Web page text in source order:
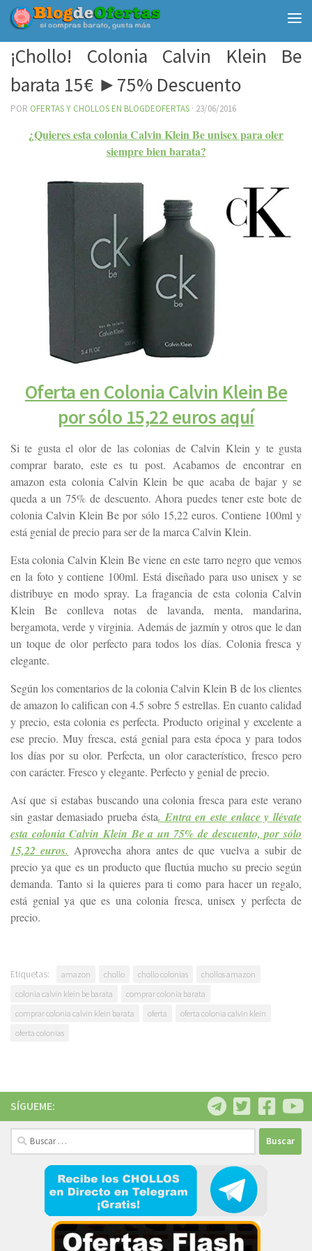
Debajo del contenido
¡Chollo! Colonia Calvin Klein Be
barata 15€ ►75% Descuento
POR OFERTAS Y CHOLLOS EN BLOGDEOFERTAS · 23/06/2016
¿Quieres esta colonia Calvin Klein Be unisex para oler
siempre bien barata?
Oferta en Colonia Calvin Klein Be
por sólo 15,22 euros aquí
Si te gusta el olor de las colonias de Calvin Klein y te gusta
comprar barato, este es tu post. Acabamos de encontrar en
amazon esta colonia Calvin Klein be que acaba de bajar y se
queda a un 75% de descuento. Ahora puedes tener este bote de
colonia Calvin Klein Be por sólo 15,22 euros. Contiene 100ml y
está genial de precio para ser de la marca Calvin Klein.
Esta colonia Calvin Klein Be viene en este tarro negro que vemos
en la foto y contiene 100ml. Está diseñado para uso unisex y se
distribuye en modo spray. La fragancia de esta colonia Calvin
Klein Be conlleva notas de lavanda, menta, mandarina,
bergamota, verde y virginia. Además de jazmín y otros que le dan
un toque de olor perfecto para todos los días. Colonia fresca y
elegante.
Según los comentarios de la colonia Calvin Klein B de los clientes
de amazon lo califican con 4.5 sobre 5 estrellas. En cuanto calidad
y precio, esta colonia es perfecta. Producto original y excelente a
ese precio. Muy fresca, está genial para esta época y para todos
los días por su olor. Perfecta, un olor característico, fresco pero
con carácter. Fresco y elegante. Perfecto y genial de precio.
Así que si estabas buscando una colonia fresca para este verano
sin gastar demasiado prueba ésta. Entra en este enlace y llévate
esta colonia Calvin Klein Be a un 75% de descuento, por sólo
15,22 euros. Aprovecha ahora antes de que vuelva a subir de
precio ya que es un producto que fluctúa mucho su precio según
demanda. Tanto si la quieres para ti como para hacer un regalo,
está genial ya que es una colonia fresca, unisex y perfecta de
precio.
Etiquetas: amazon chollo chollo colonias
chollos amazon
colonia calvin klein be barata
comprar colonia barata
comprar colonia calvin klein barata
oferta
oferta colonia calvin klein
oferta colonias
SÍGUEME:
Buscar: